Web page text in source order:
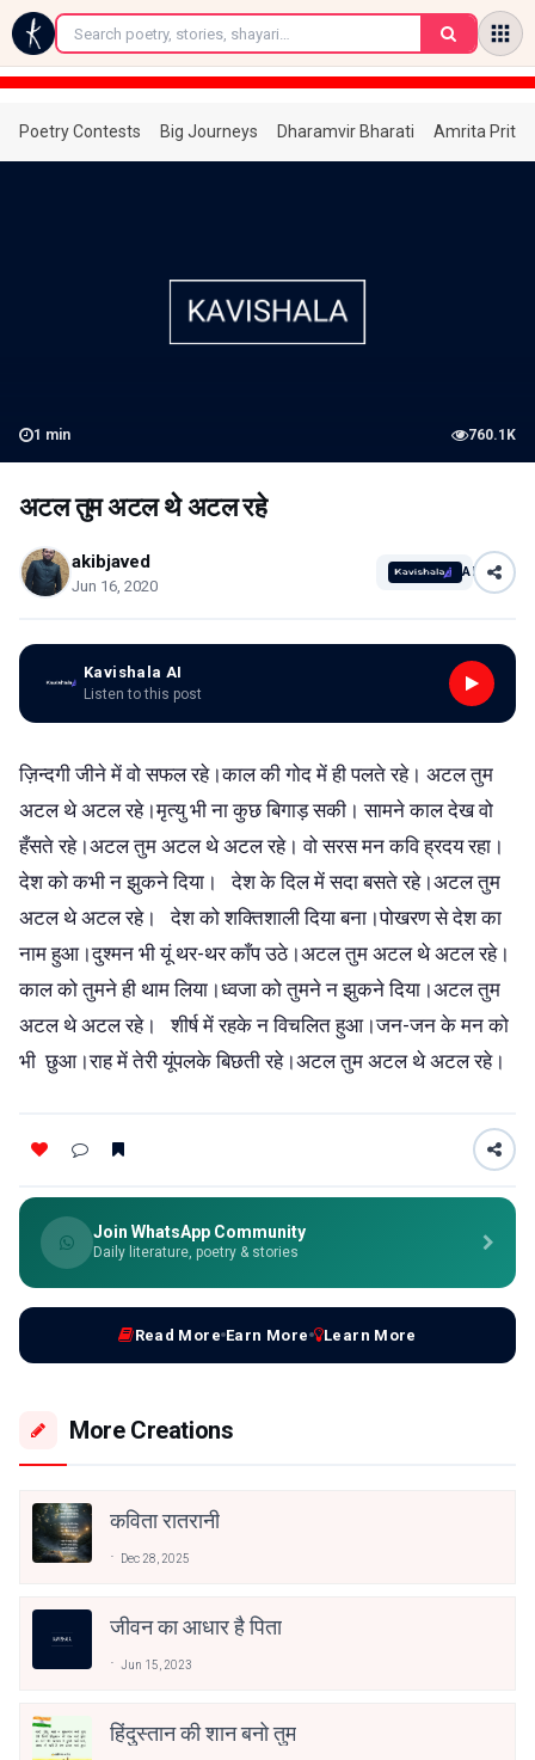
←
Poetry Contests Big Journeys Dharamvir Bharati Amrita
1 min 760.1K
अटल तुम अटल थे अटल रहे
akibjaved
Jun 16, 2020
AI
Kavishala AI
Listen to this post
ज़िन्दगी जीने में वो सफल रहे।काल की गोद में ही पलते रहे। अटल तुम
अटल थे अटल रहे।मृत्यु भी ना कुछ बिगाड़ सकी। सामने काल देख वो
हँसते रहे।अटल तुम अटल थे अटल रहे। वो सरस मन कवि ह्रदय रहा।
देश को कभी न झुकने दिया। देश के दिल में सदा बसते रहे।अटल तुम
अटल थे अटल रहे। देश को शक्तिशाली दिया बना।पोखरण से देश का
नाम हुआ।दुश्मन भी यूं थर-थर काँप उठे।अटल तुम अटल थे अटल रहे।
काल को तुमने ही थाम लिया।ध्वजा को तुमने न झुकने दिया।अटल तुम
अटल थे अटल रहे। शीर्ष में रहके न विचलित हुआ।जन-जन के मन को
भी छुआ।राह में तेरी यूंपलके बिछती रहे।अटल तुम अटल थे अटल रहे।
Join WhatsApp Community
Daily literature, poetry & stories
Read More Earn More Learn More
More Creations
कविता रातरानी
Dec 28, 2025
जीवन का आधार है पिता
Jun 15, 2023
हिंदुस्तान की शान बनो तुम